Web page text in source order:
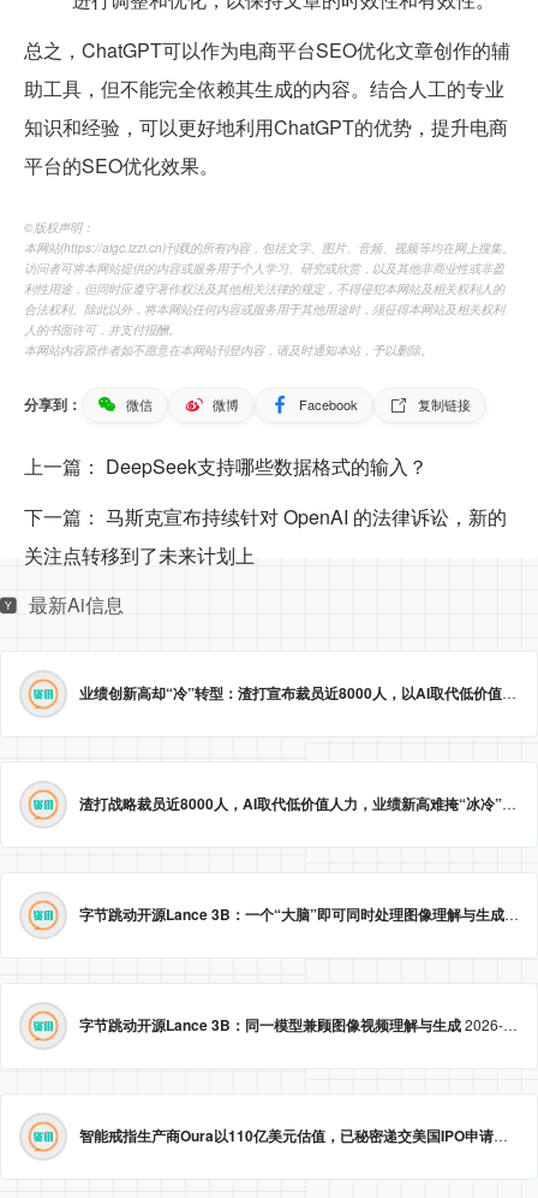
总之，ChatGPT可以作为电商平台SEO优化文章创作的辅
助工具，但不能完全依赖其生成的内容。结合人工的专业
知识和经验，可以更好地利用ChatGPT的优势，提升电商
平台的SEO优化效果。
©️版权声明：
本网站(https://aigc.izzi.cn)刊载的所有内容，包括文字、图片、音频、视频等均在网上搜集。
访问者可将本网站提供的内容或服务用于个人学习、研究或欣赏，以及其他非商业性或非盈
利性用途，但同时应遵守著作权法及其他相关法律的规定，不得侵犯本网站及相关权利人的
合法权利。除此以外，将本网站任何内容或服务用于其他用途时，须征得本网站及相关权利
人的书面许可，并支付报酬。
本网站内容原作者如不愿意在本网站刊登内容，请及时通知本站，予以删除。
分享到： 微信 微博 Facebook 复制链接
上一篇： DeepSeek支持哪些数据格式的输入？
下一篇： 马斯克宣布持续针对 OpenAI 的法律诉讼，新的
关注点转移到了未来计划上
最新Ai信息
业绩创新高却“冷”转型：渣打宣布裁员近8000人，以AI取代低价值岗位
渣打战略裁员近8000人，AI取代低价值人力，业绩新高难掩“冰冷”转型。
字节跳动开源Lance 3B：一个“大脑”即可同时处理图像理解与生成
字节跳动开源Lance 3B：同一模型兼顾图像视频理解与生成2026-05-23 09:09:20
智能戒指生产商Oura以110亿美元估值，已秘密递交美国IPO申请。